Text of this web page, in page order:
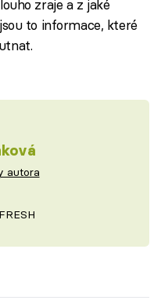
zraje a z jaké
to informace, které
autora